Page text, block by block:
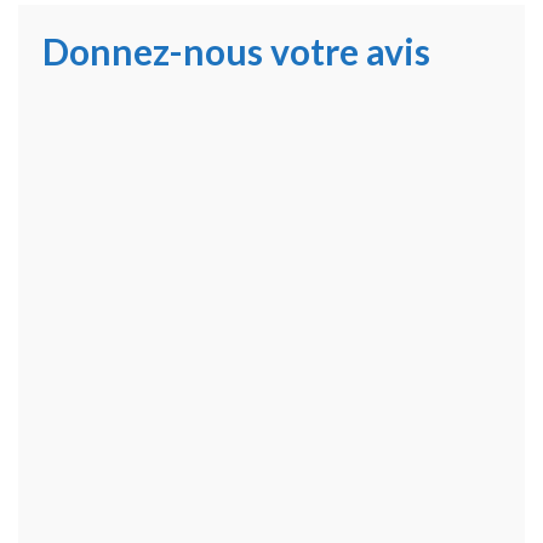
Donnez-nous votre avis